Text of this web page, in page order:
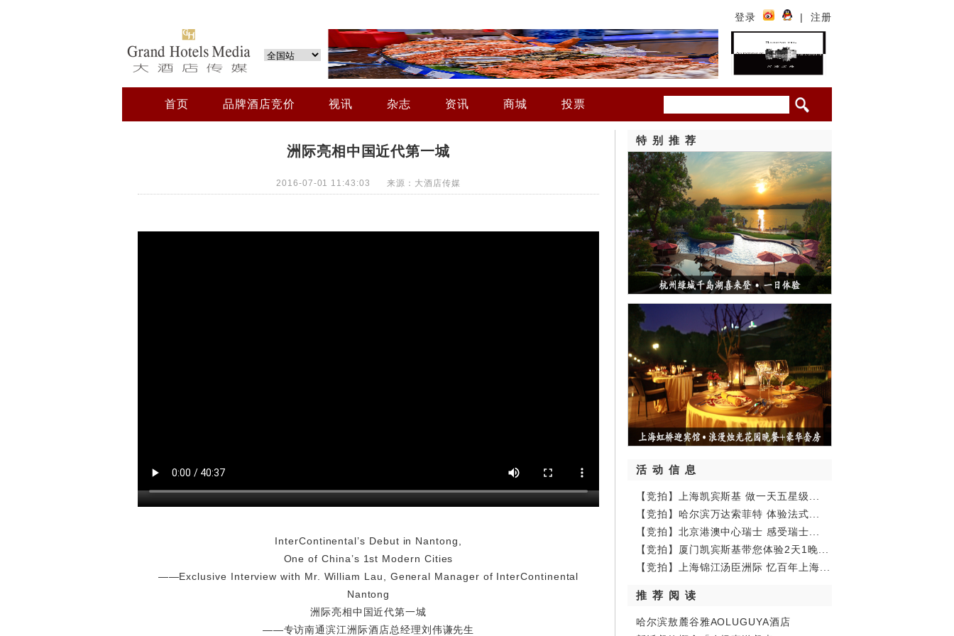
登录 | 注册
首页 品牌酒店竞价 视讯 杂志 资讯 商城 投票
洲际亮相中国近代第一城
2016-07-01 11:43:03 来源：大酒店传媒
InterContinental’s Debut in Nantong,
One of China’s 1st Modern Cities
——Exclusive Interview with Mr. William Lau, General Manager of InterContinental
Nantong
洲际亮相中国近代第一城
——专访南通滨江洲际酒店总经理刘伟谦先生
特别推荐
活动信息
【竞拍】上海凯宾斯基 做一天五星级...
【竞拍】哈尔滨万达索菲特 体验法式...
【竞拍】北京港澳中心瑞士 感受瑞士...
【竞拍】厦门凯宾斯基带您体验2天1晚...
【竞拍】上海锦江汤臣洲际 忆百年上海...
推荐阅读
哈尔滨敖麓谷雅AOLUGUYA酒店